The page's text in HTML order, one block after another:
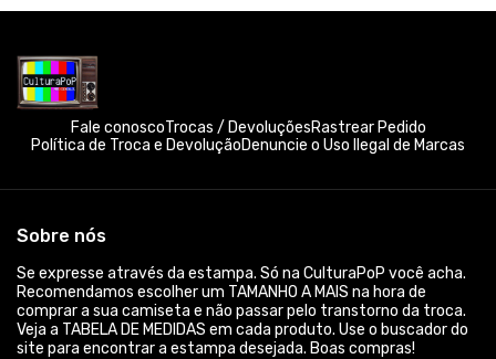
Fale conoscoTrocas / DevoluçõesRastrear Pedido
Política de Troca e DevoluçãoDenuncie o Uso Ilegal de Marcas
Sobre nós
Se expresse através da estampa. Só na CulturaPoP você acha.
Recomendamos escolher um TAMANHO A MAIS na hora de
comprar a sua camiseta e não passar pelo transtorno da troca.
Veja a TABELA DE MEDIDAS em cada produto. Use o buscador do
site para encontrar a estampa desejada. Boas compras!